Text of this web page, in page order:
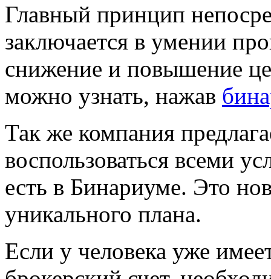
Главный принцип
заключается в умении
снижение и повышение
можно узнать, нажав
Так же компания
воспользоваться всеми
есть в Бинариуме. Это
уникального плана.
Если у человека уже